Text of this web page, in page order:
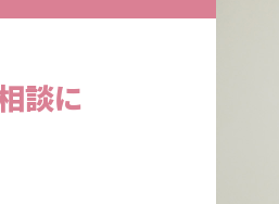
談に